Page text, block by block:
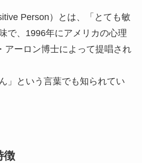
Person）とは、「とても敏
で、1996年にアメリカの心理
アーロン博士によって提唱され
」という言葉でも知られてい
徴